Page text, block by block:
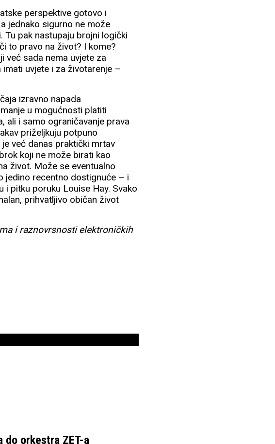
perspektive gotovo i
jednako sigurno ne može
pak nastupaju brojni logički
to pravo na život? I kome?
već sada nema uvjete za
uvjete i za životarenje –
izravno napada
u mogućnosti platiti
ali i samo ograničavanje prava
priželjkuju potpuno
već danas praktički mrtav
koji ne može birati kao
život. Može se eventualno
jedino recentno dostignuće – i
pitku poruku Louise Hay. Svako
prihvatljivo običan život
i raznovrsnosti elektroničkih
orkestra ZET-a